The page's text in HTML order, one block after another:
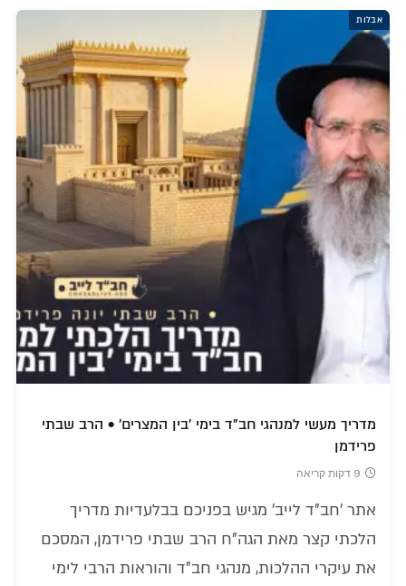
אבלות
מדריך מעשי למנהגי חב"ד בימי 'בין המצרים' • הרב שבתי
פרידמן
9 דקות קריאה
אתר 'חב"ד לייב' מגיש בפניכם בבלעדיות מדריך
הלכתי קצר מאת הגה"ח הרב שבתי פרידמן, המסכם
את עיקרי ההלכות, מנהגי חב"ד והוראות הרבי לימי